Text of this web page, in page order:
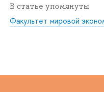
В статье упомянуты
Факультет мировой